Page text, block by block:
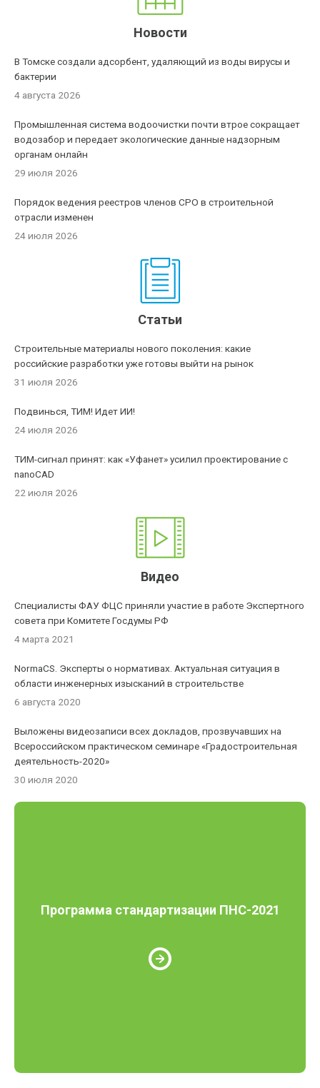
Новости
В Томске создали адсорбент, удаляющий из воды вирусы и
бактерии
4 августа 2026
Промышленная система водоочистки почти втрое сокращает
водозабор и передает экологические данные надзорным
органам онлайн
29 июля 2026
Порядок ведения реестров членов СРО в строительной
отрасли изменен
24 июля 2026
Статьи
Строительные материалы нового поколения: какие
российские разработки уже готовы выйти на рынок
31 июля 2026
Подвинься, ТИМ! Идет ИИ!
24 июля 2026
ТИМ-сигнал принят: как «Уфанет» усилил проектирование с
nanoCAD
22 июля 2026
Видео
Специалисты ФАУ ФЦС приняли участие в работе Экспертного
совета при Комитете Госдумы РФ
4 марта 2021
NormaCS. Эксперты о нормативах. Актуальная ситуация в
области инженерных изысканий в строительстве
6 августа 2020
Выложены видеозаписи всех докладов, прозвучавших на
Всероссийском практическом семинаре «Градостроительная
деятельность-2020»
30 июля 2020
Программа стандартизации ПНС-2021